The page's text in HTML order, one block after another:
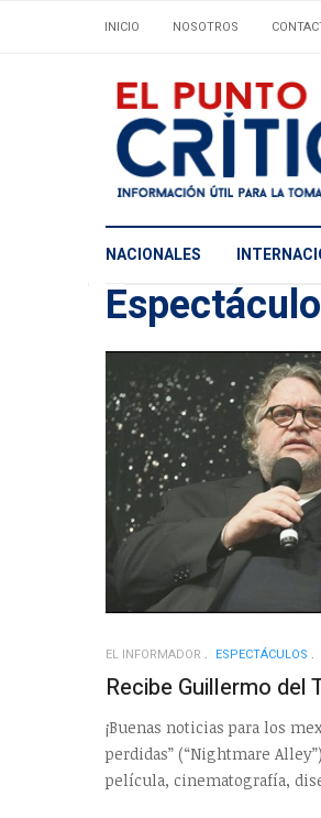
INICIO NOSOTROS
NACIONALES
EL INFORMADOR ESPECTÁCULOS
Recibe Guillermo del
¡Buenas noticias para los
perdidas” (“Nightmare
película, cinematografía,